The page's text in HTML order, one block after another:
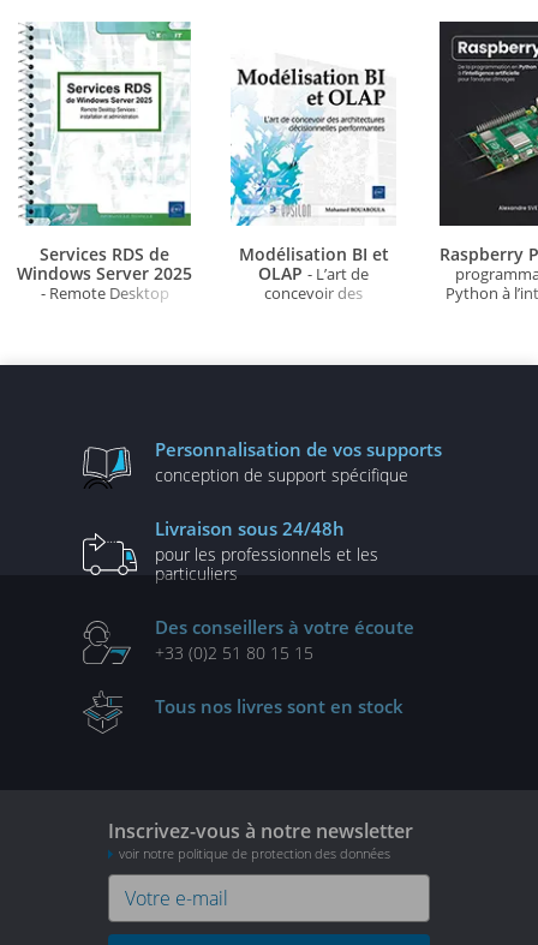
Services RDS de
Windows Server 2025
- Remote Desktop
Modélisation BI et
OLAP - L’art de
concevoir des
Raspberry
Python à
Personnalisation de vos supports
conception de support spécifique
Livraison sous 24/48h
pour les professionnels et les
particuliers
Des conseillers à votre écoute
+33 (0)2 51 80 15 15
Tous nos livres sont en stock
Inscrivez-vous à notre newsletter
voir notre politique de protection des données